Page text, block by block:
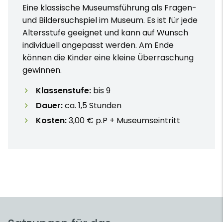
Eine klassische Museumsführung als Fragen-
und Bildersuchspiel im Museum. Es ist für jede
Altersstufe geeignet und kann auf Wunsch
individuell angepasst werden. Am Ende
können die Kinder eine kleine Überraschung
gewinnen.
Klassenstufe: bis 9
Dauer:ca. 1,5 Stunden
Kosten:3,00 € p.P + Museumseintritt